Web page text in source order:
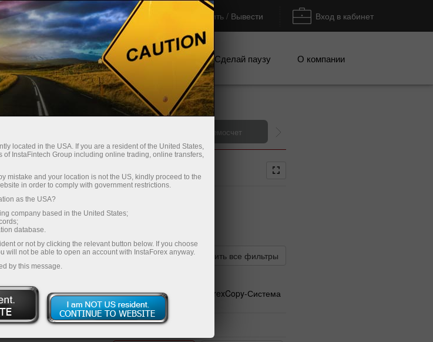
Торговые платформы Пополнить / Вывести Вход в кабинет
Партнерам Промоакции Сделай паузу О компании
Открыть демосчет
Общая Сбросить все фильтры
Баланс ПАММ-Система ForexCopy-Система
located in the USA. If you are a resident of the United States,
InstaFintech Group including online trading, online transfers,
mistake and your location is not the US, kindly proceed to the
in order to comply with government restrictions.
as the USA?
company based in the United States;
database.
or not by clicking the relevant button below. If you choose
will not be able to open an account with InstaForex anyway.
by this message.